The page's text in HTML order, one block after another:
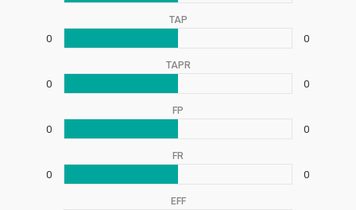
TAP
0 0
TAPR
0 0
FP
0 0
FR
0 0
EFF